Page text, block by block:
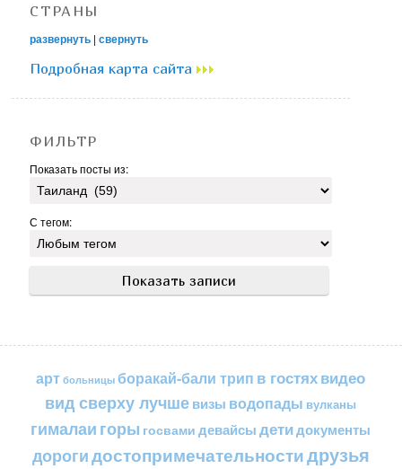
СТРАНЫ
развернуть |свернуть
Подробная карта сайта
ФИЛЬТР
Показать посты из:
С тегом:
арт больницы боракай-бали трип в гостяхвидео
вид сверху лучшевизы водопады вулканы
гималаи горы госвами девайсы детидокументы
дорогидостопримечательностидрузья